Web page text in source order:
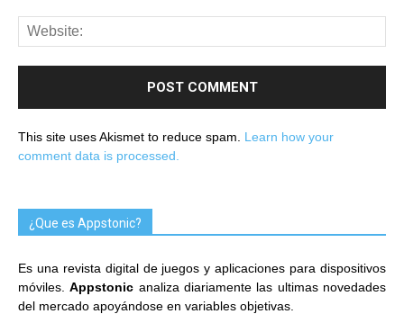
This site uses Akismet to reduce spam. Learn how your
comment data is processed.
¿Que es Appstonic?
Es una revista digital de juegos y aplicaciones para dispositivos
móviles.Appstonic analiza diariamente las ultimas novedades
del mercado apoyándose en variables objetivas.